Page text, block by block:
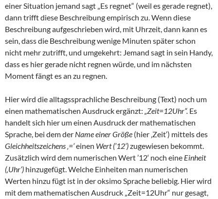
einer Situation jemand sagt „Es regnet“ (weil es gerade regnet),
dann trifft diese Beschreibung empirisch zu. Wenn diese
Beschreibung aufgeschrieben wird, mit Uhrzeit, dann kann es
sein, dass die Beschreibung wenige Minuten später schon
nicht mehr zutrifft, und umgekehrt: Jemand sagt in sein Handy,
dass es hier gerade nicht regnen würde, und im nächsten
Moment fängt es an zu regnen.
Hier wird die alltagssprachliche Beschreibung (Text) noch um
einen mathematischen Ausdruck ergänzt: „Zeit=12Uhr“. Es
handelt sich hier um einen Ausdruck der mathematischen
Sprache, bei dem der Name einer Größe (hier ‚Zeit‘) mittels des
Gleichheitszeichens ‚=‘einen Wert (’12‘)zugewiesen bekommt.
Zusätzlich wird dem numerischen Wert ’12‘ noch eine Einheit
(‚Uhr‘) hinzugefügt. Welche Einheiten man numerischen
Werten hinzu fügt ist in der oksimo Sprache beliebig. Hier wird
mit dem mathematischen Ausdruck „Zeit=12Uhr“ nur gesagt,